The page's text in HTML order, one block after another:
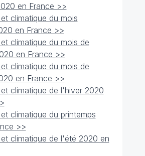
en France >>
climatique du mois
en France >>
climatique du mois de
en France >>
climatique du mois de
en France >>
climatique de l'hiver 2020
climatique du printemps
>>
climatique de l'été 2020 en